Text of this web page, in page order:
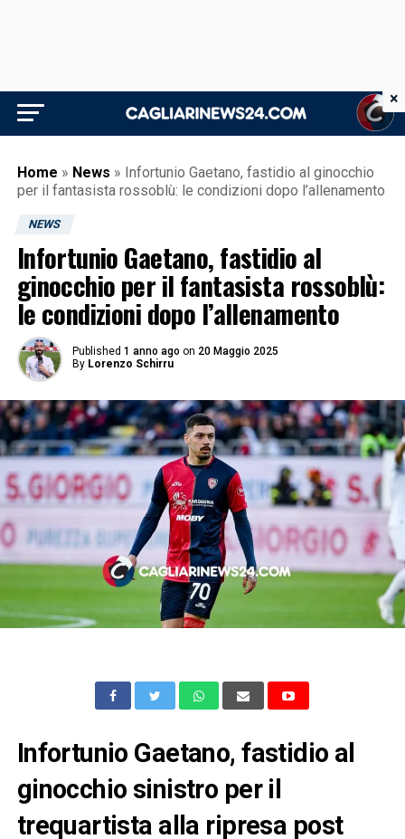
Home » News » Infortunio Gaetano, fastidio al ginocchio
per il fantasista rossoblù: le condizioni dopo l’allenamento
NEWS
Infortunio Gaetano, fastidio al
ginocchio per il fantasista rossoblù:
le condizioni dopo l’allenamento
Published 1 anno ago on 20 Maggio 2025
By Lorenzo Schirru
Infortunio Gaetano, fastidio al
ginocchio sinistro per il
trequartista alla ripresa post
×